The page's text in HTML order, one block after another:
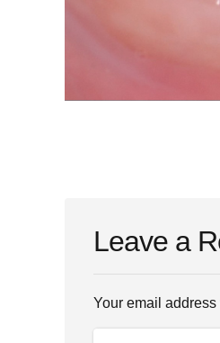
Leave a
Your email